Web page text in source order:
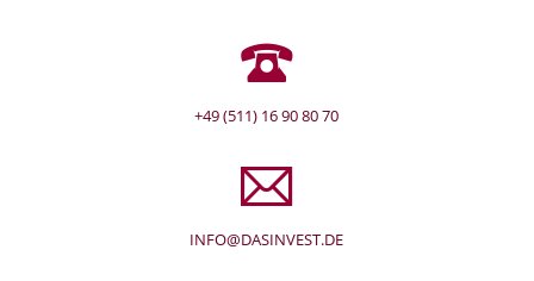
+49 (511) 16 90 80 70
INFO@DASINVEST.DE